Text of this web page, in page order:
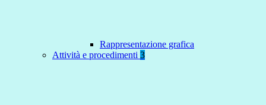
Rappresentazione grafica
Attività e procedimenti 3